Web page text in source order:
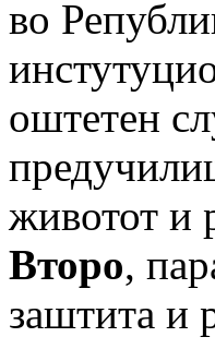
во
оштетен
животот и
Второ,
заштита и